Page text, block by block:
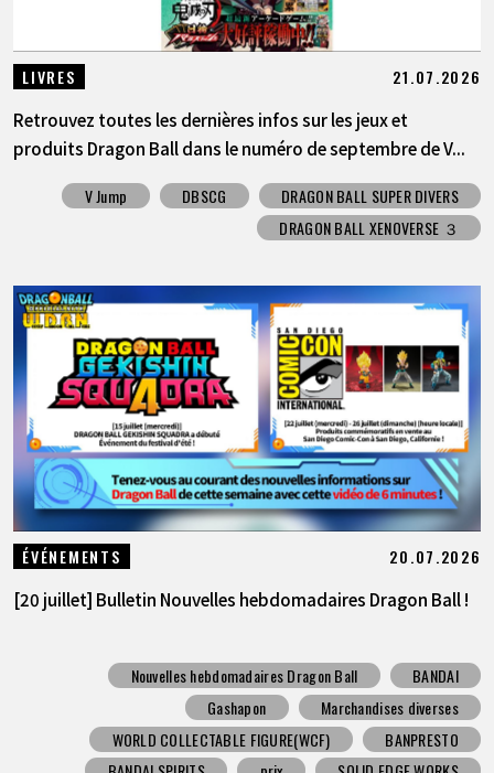
LIVRES 21.07.2026
Retrouvez toutes les dernières infos sur les jeux et
produits Dragon Ball dans le numéro de septembre de V...
V Jump DBSCG
DRAGON BALL SUPER DIVERS
DRAGON BALL XENOVERSE ３
ÉVÉNEMENTS 20.07.2026
[20 juillet] Bulletin Nouvelles hebdomadaires Dragon Ball !
Nouvelles hebdomadaires Dragon Ball
BANDAI
Gashapon
Marchandises diverses
WORLD COLLECTABLE FIGURE(WCF)
BANPRESTO